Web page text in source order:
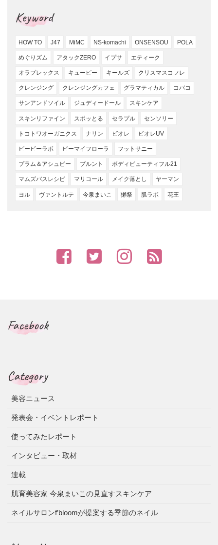
Keyword
HOW TO J47 MiMC NS-komachi ONSENSOU POLA
めぐりズム アタックZERO イプサ エティーク
オラプレックス キューピー キールズ クリスマスコフレ
クレンジング クレンジングカフェ グラマティカル コバコ
サンアンドソイル ジュディードール スキンケア
スキンリファイン スポッとる セラプル センソリー
トコトワオーガニクス ナリン ビオレ ビオレUV
ビービーラボ ビーマイフローラ フットサニー
プラム＆アシュビー プルント ボディビューティフル21
マムズバスレシピ マリコール メイク落とし ヤーマン
ヨル ヴァントルテ 今泉まいこ 獺祭 肌ラボ 花王
Facebook
Category
美容ニュース
発表会・イベントレポート
使ってみたレポート
インタビュー・取材
連載
肌育美容家 今泉まいこの見直すスキンケア
ネイルサロンf’bloomが提案する季節のネイル